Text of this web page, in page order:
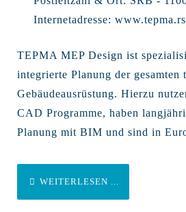
Internetadresse: www.tepma.rs
TEPMA MEP Design ist
integrierte Planung der gesamten
Gebäudeausrüstung. Hierzu
CAD Programme, haben
Planung mit BIM und sind in
WEITERLESEN ...